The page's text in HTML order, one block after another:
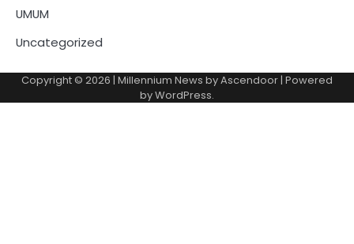
UMUM
Uncategorized
Copyright © 2026 | Millennium News byAscendoor | Powered
byWordPress.